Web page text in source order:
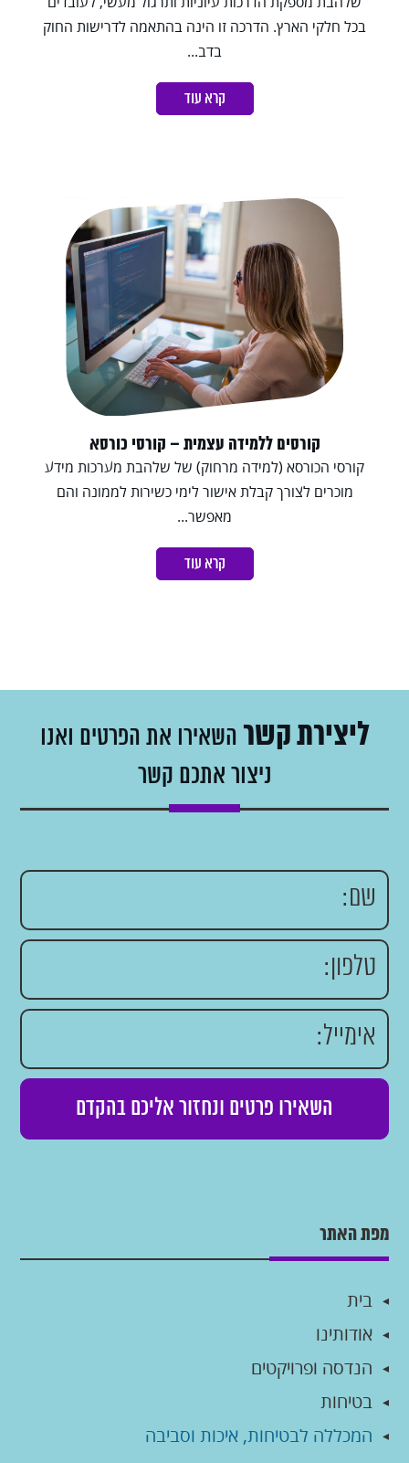
בכל חלקי הארץ. הדרכה זו הינה בהתאמה לדרישות החוק
בדב...
קרא עוד
קורסים ללמידה עצמית – קורסי כורסא
קורסי הכורסא (למידה מרחוק) של שלהבת מערכות מידע
מוכרים לצורך קבלת אישור לימי כשירות לממונה והם
מאפשר...
קרא עוד
ליצירת קשר השאירו את הפרטים ואנו
ניצור אתכם קשר
מפת האתר
בית
אודותינו
הנדסה ופרויקטים
בטיחות
המכללה לבטיחות, איכות וסביבה